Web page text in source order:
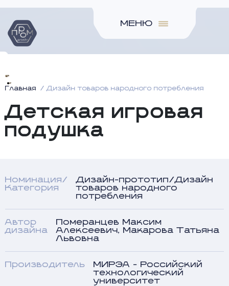
МЕНЮ
Главная Дизайн товаров народного потребления
Детская игровая
подушка
Номинация/
Категория
Дизайн-прототип/Дизайн
товаров народного
потребления
Автор
дизайна
Померанцев Максим
Алексеевич, Макарова Татьяна
Львовна
Производитель
МИРЭА - Российский
технологический
университет